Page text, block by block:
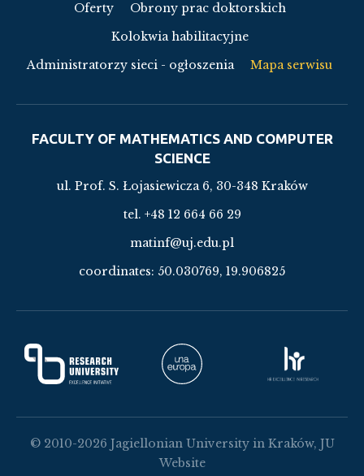
Oferty
Obrony prac doktorskich
Kolokwia habilitacyjne
Administratorzy sieci - ogłoszenia
Mapa serwisu
FACULTY OF MATHEMATICS AND COMPUTER
SCIENCE
ul. Prof. S. Łojasiewicza 6, 30-348 Kraków
tel. +48 12 664 66 29
matinf@uj.edu.pl
coordinates: 50.030769, 19.906825
© 2010-2026 Jagiellonian University in Kraków, JU
Website